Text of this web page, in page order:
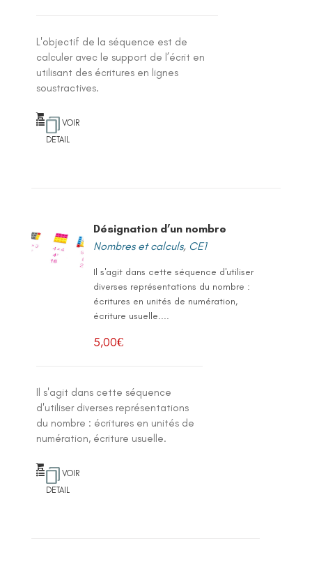
L'objectif de la séquence est de
calculer avec le support de l’écrit en
utilisant des écritures en lignes
soustractives.
VOIR
DETAIL
Désignation d’un nombre
Nombres et calculs, CE1
Il s'agit dans cette séquence d'utiliser
diverses représentations du nombre :
écritures en unités de numération,
écriture usuelle....
5,00€
Il s'agit dans cette séquence
d'utiliser diverses représentations
du nombre : écritures en unités de
numération, écriture usuelle.
VOIR
DETAIL